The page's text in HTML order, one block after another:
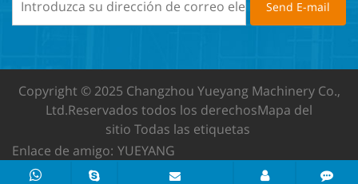
Copyright © 2025 Changzhou Yueyang Machinery Co.,
Ltd.Reservados todos los derechosMapa del
sitio Todas las etiquetas
Enlace de amigo: YUEYANG